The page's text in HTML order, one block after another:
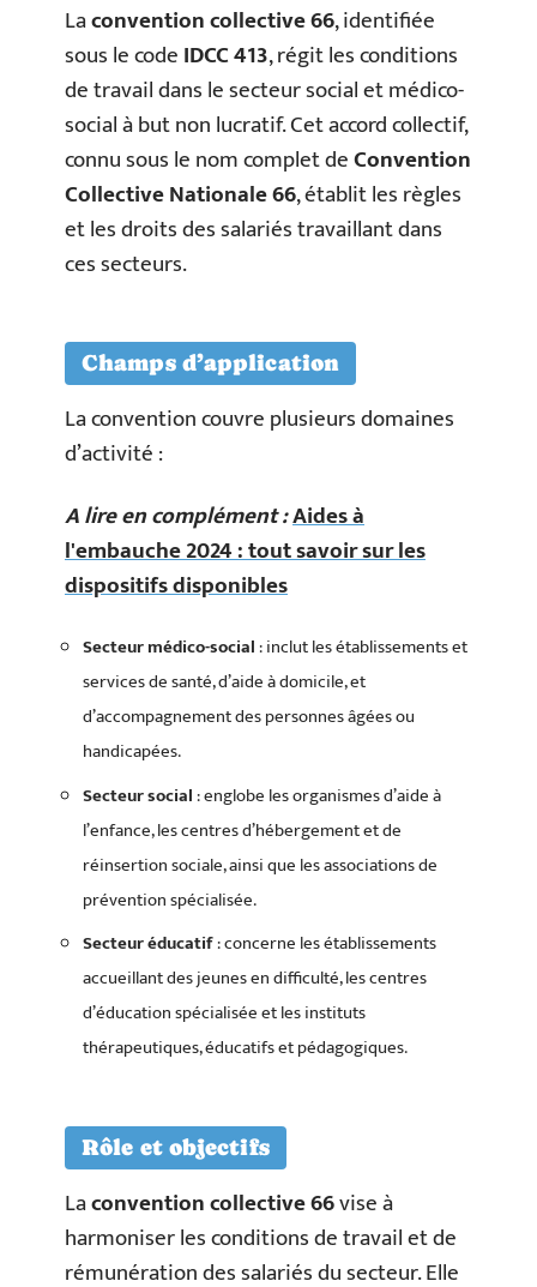
Laconvention collective 66, identifiée
sous le codeIDCC 413, régit les conditions
de travail dans le secteur social et médico-
social à but non lucratif. Cet accord collectif,
connu sous le nom complet deConvention
Collective Nationale 66, établit les règles
et les droits des salariés travaillant dans
ces secteurs.
Champs d’application
La convention couvre plusieurs domaines
d’activité :
A lire en complément :Aides à
l'embauche 2024 : tout savoir sur les
dispositifs disponibles
Secteur médico-social: inclut les établissements et
services de santé, d’aide à domicile, et
d’accompagnement des personnes âgées ou
handicapées.
Secteur social: englobe les organismes d’aide à
l’enfance, les centres d’hébergement et de
réinsertion sociale, ainsi que les associations de
prévention spécialisée.
Secteur éducatif: concerne les établissements
accueillant des jeunes en difficulté, les centres
d’éducation spécialisée et les instituts
thérapeutiques, éducatifs et pédagogiques.
Rôle et objectifs
Laconvention collective 66vise à
harmoniser les conditions de travail et de
rémunération des salariés du secteur. Elle